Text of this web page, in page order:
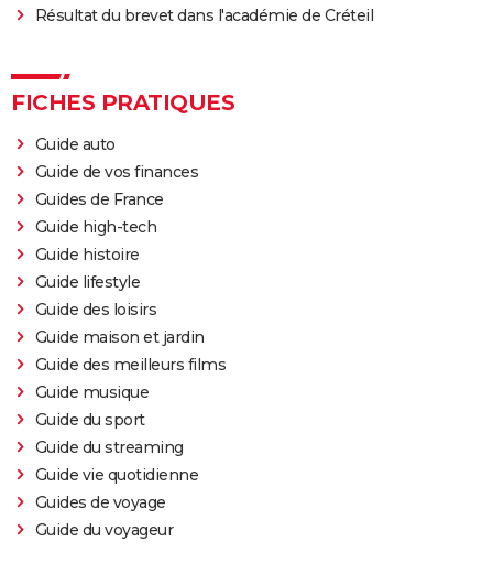
1973 Le Cercle noir Rôle: Lou Torrey
1972 Les Collines de la terreur
1972 Le Flingueur
1971 Soleil rougeRôle: Link
1970 La Cité de la violence
1970 Le Passager de la pluie
1970 Quelqu'un derrière la porte
1970 De la part des copains
1968 Adieu l'ami Rôle: Franz Propp
1963 Quatre du Texas
Résultat du brevet dans l'académie de Créteil
FICHES PRATIQUES
Guide auto
Guide de vos finances
Guides de France
Guide high-tech
Guide histoire
Guide lifestyle
Guide des loisirs
Guide maison et jardin
Guide des meilleurs films
Guide musique
Guide du sport
Guide du streaming
Guide vie quotidienne
Guides de voyage
Guide du voyageur